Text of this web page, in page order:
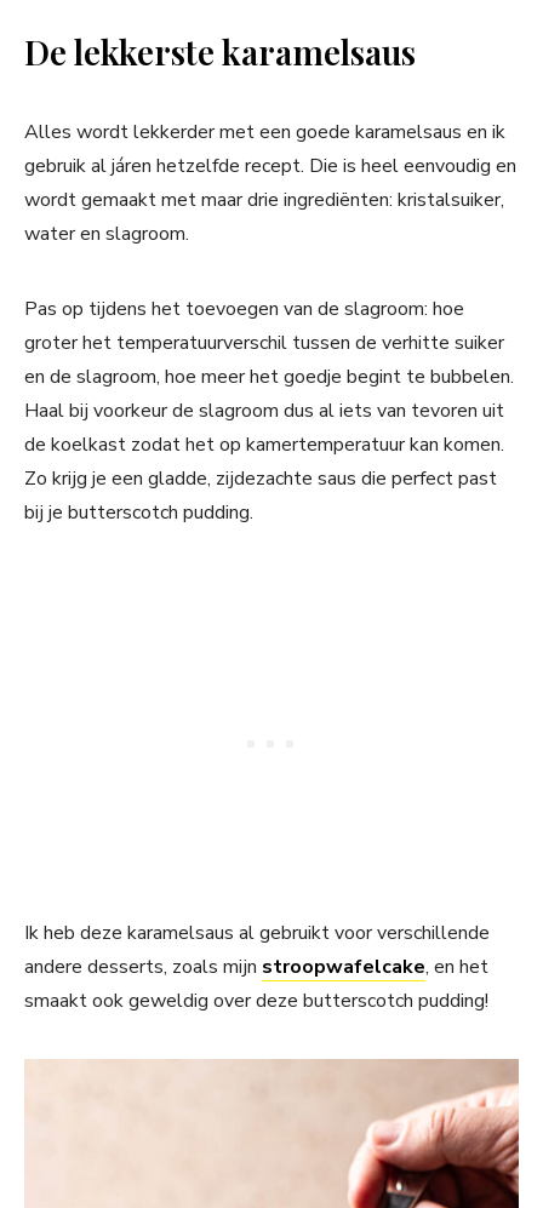
De lekkerste karamelsaus
Alles wordt lekkerder met een goede karamelsaus en ik
gebruik al járen hetzelfde recept. Die is heel eenvoudig en
wordt gemaakt met maar drie ingrediënten: kristalsuiker,
water en slagroom.
Pas op tijdens het toevoegen van de slagroom: hoe
groter het temperatuurverschil tussen de verhitte suiker
en de slagroom, hoe meer het goedje begint te bubbelen.
Haal bij voorkeur de slagroom dus al iets van tevoren uit
de koelkast zodat het op kamertemperatuur kan komen.
Zo krijg je een gladde, zijdezachte saus die perfect past
bij je butterscotch pudding.
Ik heb deze karamelsaus al gebruikt voor verschillende
andere desserts, zoals mijn stroopwafelcake, en het
smaakt ook geweldig over deze butterscotch pudding!